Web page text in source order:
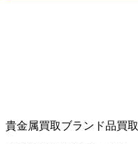
貴金属買取ブランド品買取